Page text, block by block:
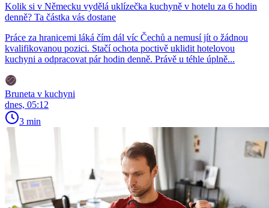
Kolik si v Německu vydělá uklízečka kuchyně v hotelu za 6 hodin
denně? Ta částka vás dostane
Práce za hranicemi láká čím dál víc Čechů a nemusí jít o žádnou
kvalifikovanou pozici. Stačí ochota poctivě uklidit hotelovou
kuchyni a odpracovat pár hodin denně. Právě u téhle úplně...
Bruneta v kuchyni
dnes, 05:12
3 min